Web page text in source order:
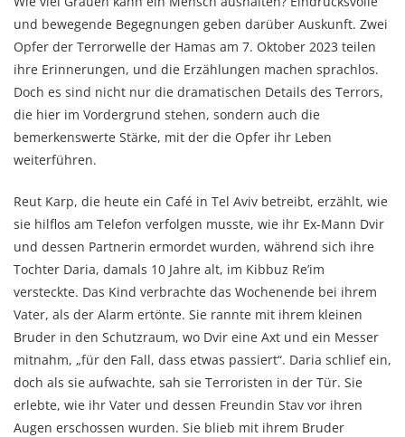
und bewegende Begegnungen geben darüber Auskunft. Zwei
Opfer der Terrorwelle der Hamas am 7. Oktober 2023 teilen
ihre Erinnerungen, und die Erzählungen machen sprachlos.
Doch es sind nicht nur die dramatischen Details des Terrors,
die hier im Vordergrund stehen, sondern auch die
bemerkenswerte Stärke, mit der die Opfer ihr Leben
weiterführen.
Reut Karp, die heute ein Café in Tel Aviv betreibt, erzählt, wie
sie hilflos am Telefon verfolgen musste, wie ihr Ex-Mann Dvir
und dessen Partnerin ermordet wurden, während sich ihre
Tochter Daria, damals 10 Jahre alt, im Kibbuz Re’im
versteckte. Das Kind verbrachte das Wochenende bei ihrem
Vater, als der Alarm ertönte. Sie rannte mit ihrem kleinen
Bruder in den Schutzraum, wo Dvir eine Axt und ein Messer
mitnahm, „für den Fall, dass etwas passiert“. Daria schlief ein,
doch als sie aufwachte, sah sie Terroristen in der Tür. Sie
erlebte, wie ihr Vater und dessen Freundin Stav vor ihren
Augen erschossen wurden. Sie blieb mit ihrem Bruder